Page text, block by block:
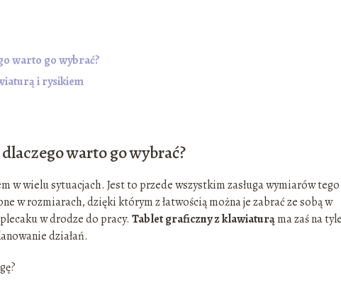
warto go wybrać?
i rysikiem
warto go wybrać?
w wielu sytuacjach. Jest to przede wszystkim zasługa wymiarów tego
w rozmiarach, dzięki którym z łatwością można je zabrać ze sobą w
w drodze do pracy. Tablet graficzny z klawiaturąma zaś na tyle
działań.